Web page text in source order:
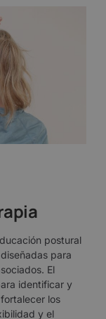
postural
para
El
identificar y
los
y el